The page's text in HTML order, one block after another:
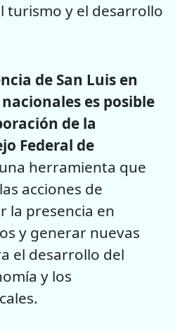
turismo y el desarrollo
de San Luis en
es posible
de la
Federal de
herramienta que
acciones de
la presencia en
y generar nuevas
el desarrollo del
y los